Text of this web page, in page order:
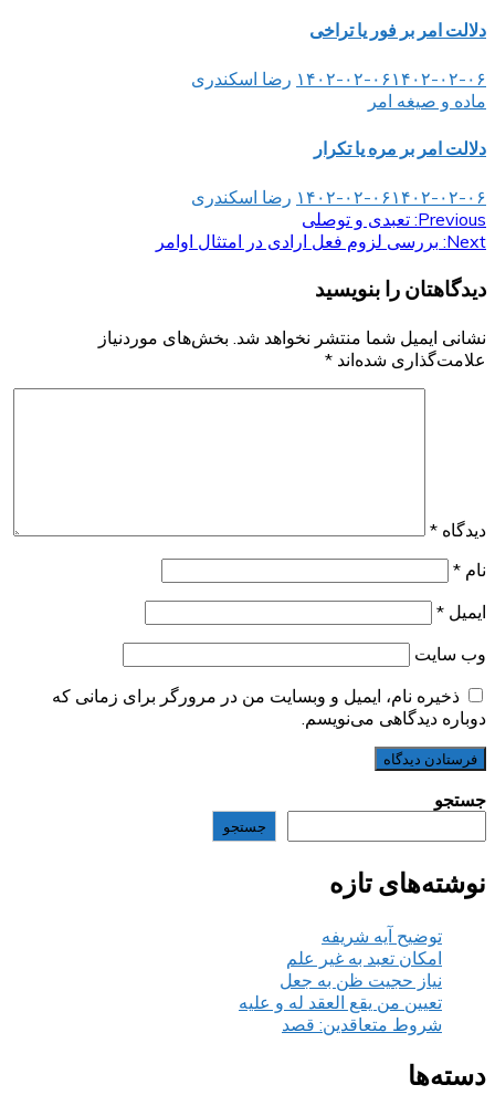
دلالت امر بر فور یا تراخی
۱۴۰۲-۰۲-۰۶۱۴۰۲-۰۲-۰۶
رضا اسکندری
ماده و صیغه امر
دلالت امر بر مره یا تکرار
۱۴۰۲-۰۲-۰۶۱۴۰۲-۰۲-۰۶ رضا اسکندری
راهبری
Previous: تعبدی و توصلی
Next: بررسی لزوم فعل ارادی در امتثال اوامر
دیدگاهتان را بنویسید
نشانی ایمیل شما منتشر نخواهد شد. بخش‌های موردنیاز
علامت‌گذاری شده‌اند *
دیدگاه *
نام *
ایمیل *
وب‌ سایت
ذخیره نام، ایمیل و وبسایت من در مرورگر برای زمانی که
دوباره دیدگاهی می‌نویسم.
جستجو
جستجو
نوشته‌های تازه
توضیح آیه شریفه
امکان تعبد به غیر علم
نیاز حجیت ظن به جعل
تعیین من یقع العقد له و علیه
شروط متعاقدین: قصد
دسته‌ها